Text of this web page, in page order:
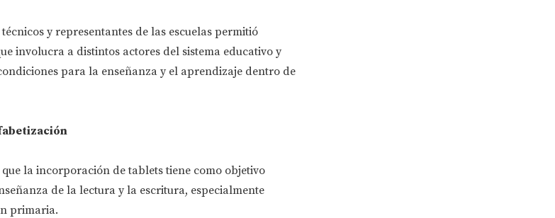
y representantes de las escuelas permitió
involucra a distintos actores del sistema educativo y
para la enseñanza y el aprendizaje dentro de
la incorporación de tablets tiene como objetivo
de la lectura y la escritura, especialmente
primaria.